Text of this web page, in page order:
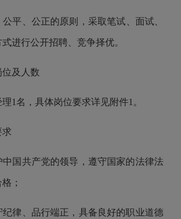
公平、公正的原则，采取笔试、 面试、
进行公开招聘、竞争择优。
及人数
1名， 具体岗位要求详见附件1 。
求
中国共产党的领导，遵守国家的法律法
；
纪律、品行端正，具备良好的职业道德